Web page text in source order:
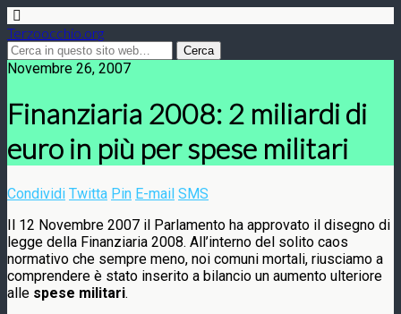
Terzoocchio.org
Novembre 26, 2007
Finanziaria 2008: 2 miliardi di
euro in più per spese militari
Condividi Twitta Pin E-mail SMS
Il 12 Novembre 2007 il Parlamento ha approvato il disegno di
legge della Finanziaria 2008. All’interno del solito caos
normativo che sempre meno, noi comuni mortali, riusciamo a
comprendere è stato inserito a bilancio un aumento ulteriore
alle spese militari.